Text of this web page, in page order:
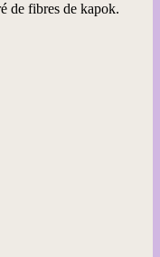
de fibres de kapok.